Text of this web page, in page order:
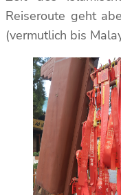
Reiseroute geht
(vermutlich bis